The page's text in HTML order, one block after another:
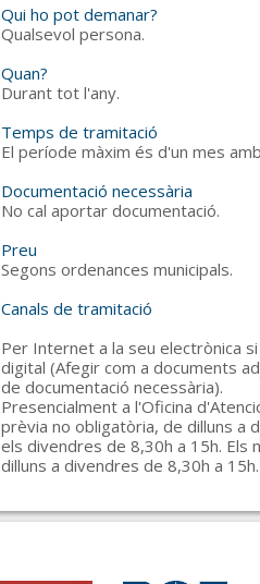
Qui ho pot demanar?
Qualsevol persona.
Quan?
Durant tot l'any.
Temps de tramitació
El període màxim és d'un mes
Documentació necessària
No cal aportar documentació.
Preu
Segons ordenances municipals.
Canals de tramitació
Per Internet a la seu electrònica
digital (Afegir com a documents
de documentació necessària).
Presencialment a l'Oficina
prèvia no obligatòria, de dilluns a
els divendres de 8,30h a 15h. Els
dilluns a divendres de 8,30h a 15h.